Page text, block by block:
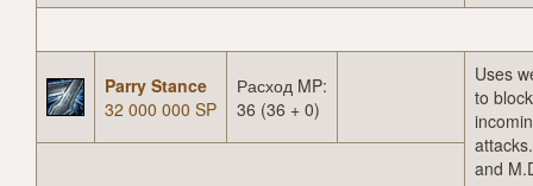
Parry Stance
32 000 000 SP
Расход MP:
36 (36 + 0)
Uses
to block
and